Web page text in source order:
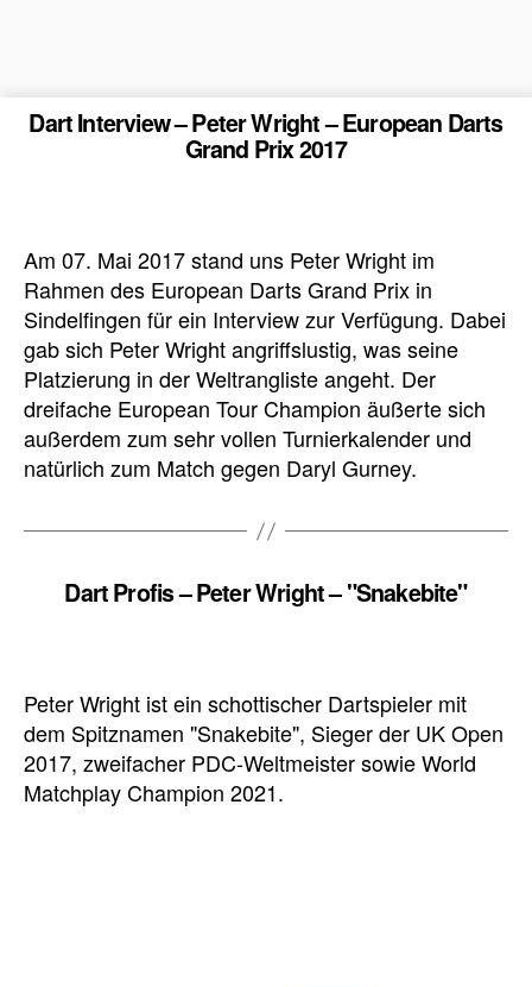
Dart Interview – Peter Wright – European Darts
Grand Prix 2017
Am 07. Mai 2017 stand uns Peter Wright im
Rahmen des European Darts Grand Prix in
Sindelfingen für ein Interview zur Verfügung. Dabei
gab sich Peter Wright angriffslustig, was seine
Platzierung in der Weltrangliste angeht. Der
dreifache European Tour Champion äußerte sich
außerdem zum sehr vollen Turnierkalender und
natürlich zum Match gegen Daryl Gurney.
Dart Profis – Peter Wright – "Snakebite"
Peter Wright ist ein schottischer Dartspieler mit
dem Spitznamen "Snakebite", Sieger der UK Open
2017, zweifacher PDC-Weltmeister sowie World
Matchplay Champion 2021.